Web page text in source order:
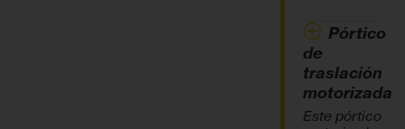
Pórtico
de
traslación
motorizada
Este pórtico